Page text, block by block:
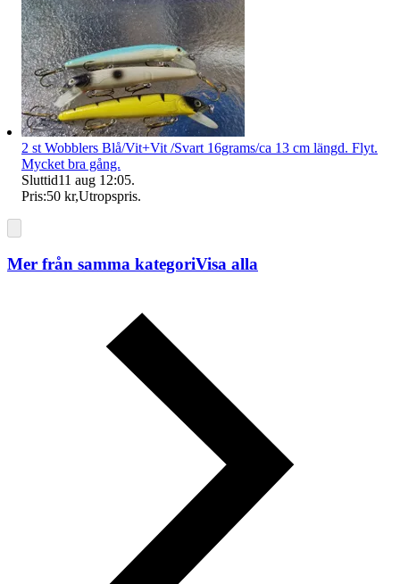
2 st Wobblers Blå/Vit+Vit /Svart 16grams/ca 13 cm längd. Flyt.
Mycket bra gång.
Sluttid11 aug 12:05.
Pris:50 kr,Utropspris.
Mer från samma kategoriVisa alla